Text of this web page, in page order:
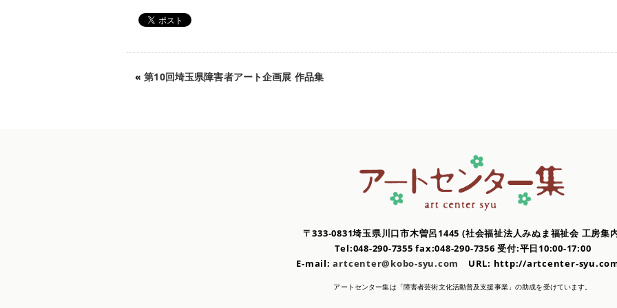
«第10回埼玉県障害者アート企画展 作品集
〒333-0831埼玉県川口市木曽呂1445 (社会福祉法人みぬま福祉会 工房集
Tel:048-290-7355 fax:048-290-7356受付:平日10:00-17:00
E-mail:artcenter@kobo-syu.com URL: http://artcenter-
アートセンター集は「障害者芸術文化活動普及支援事業」の助成を受けています。